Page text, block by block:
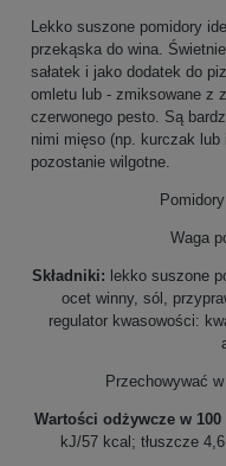
Lekko suszone pomidory
przekąska do wina.
sałatek i jako dodatek do
omletu lub - zmiksowane z
czerwonego pesto. Są
nimi mięso (np. kurczak lub
pozostanie wilgotne.
Waga
Składniki: lekko suszone
ocet winny, sól,
regulator kwasowości:
Przechowywać
Wartości odżywcze w
kJ/57 kcal; tłuszcze